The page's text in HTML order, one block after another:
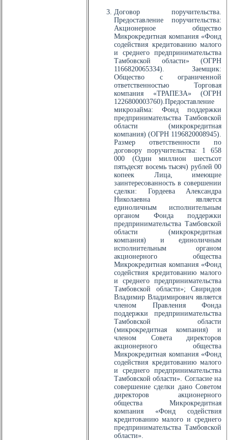
Договор поручительства.
Предоставление поручительства:
Акционерное общество
Микрокредитная компания «Фонд
содействия кредитованию малого
и среднего предпринимательства
Тамбовской области» (ОГРН
1166820065334). Заемщик:
Общество с ограниченной
ответственностью Торговая
компания «ТРАПЕЗА» (ОГРН
1226800003760).Предоставление
микрозайма: Фонд поддержки
предпринимательства Тамбовской
области (микрокредитная
компания) (ОГРН 1196820008945).
Размер ответственности по
договору поручительства: 1 658
000 (Один миллион шестьсот
пятьдесят восемь тысяч) рублей 00
копеек Лица, имеющие
заинтересованность в совершении
сделки: Гордеева Александра
Николаевна является
единоличным исполнительным
органом Фонда поддержки
предпринимательства Тамбовской
области (микрокредитная
компания) и единоличным
исполнительным органом
акционерного общества
Микрокредитная компания «Фонд
содействия кредитованию малого
и среднего предпринимательства
Тамбовской области»; Свиридов
Владимир Владимирович является
членом Правления Фонда
поддержки предпринимательства
Тамбовской области
(микрокредитная компания) и
членом Совета директоров
акционерного общества
Микрокредитная компания «Фонд
содействия кредитованию малого
и среднего предпринимательства
Тамбовской области». Согласие на
совершение сделки дано Советом
директоров акционерного
общества Микрокредитная
компания «Фонд содействия
кредитованию малого и среднего
предпринимательства Тамбовской
области».